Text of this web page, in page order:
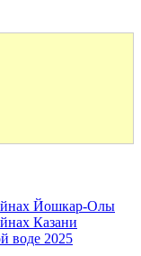
Йошкар-Олы
Казани
воде 2025